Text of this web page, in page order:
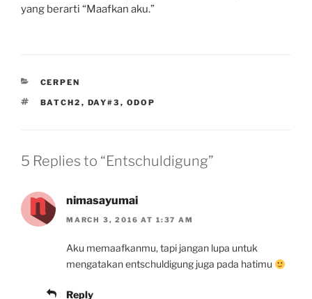
yang berarti “Maafkan aku.”
CATEGORIES
CERPEN
TAGS
BATCH2 , DAY#3 , ODOP
5 Replies to “Entschuldigung”
nimasayumai
MARCH 3, 2016 AT 1:37 AM
Aku memaafkanmu, tapi jangan lupa untuk
mengatakan entschuldigung juga pada hatimu
Reply